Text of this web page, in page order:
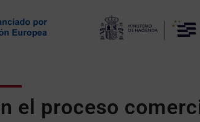
el proceso